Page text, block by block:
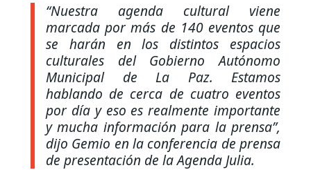
“Nuestra agenda cultural viene
marcada por más de 140 eventos que
se harán en los distintos espacios
culturales del Gobierno Autónomo
Municipal de La Paz. Estamos
hablando de cerca de cuatro eventos
por día y eso es realmente importante
y mucha información para la prensa”,
dijo Gemio en la conferencia de prensa
de presentación de la Agenda Julia.